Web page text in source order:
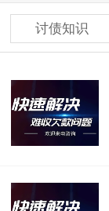
讨债知识